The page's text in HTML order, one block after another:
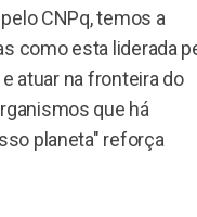
CNPq, temos a
como esta liderada
atuar na fronteira do
que há
planeta" reforça